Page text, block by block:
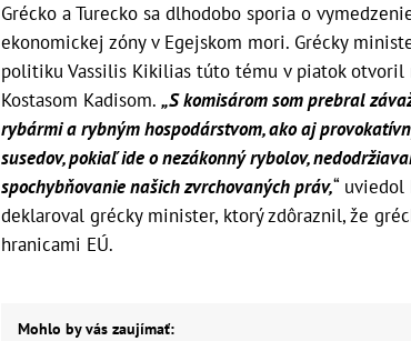
Grécko a Turecko sa dlhodobo sporia o
ekonomickej zóny v Egejskom mori. Grécky
politiku Vassilis Kikilias túto tému v piatok otvoril
Kostasom Kadisom. „S komisárom som prebral
rybármi a rybným hospodárstvom, ako aj
susedov, pokiaľ ide o nezákonný rybolov,
spochybňovanie našich zvrchovaných práv,“ uviedol
deklaroval grécky minister, ktorý zdôraznil, že
hranicami EÚ.
Mohlo by vás zaujímať: